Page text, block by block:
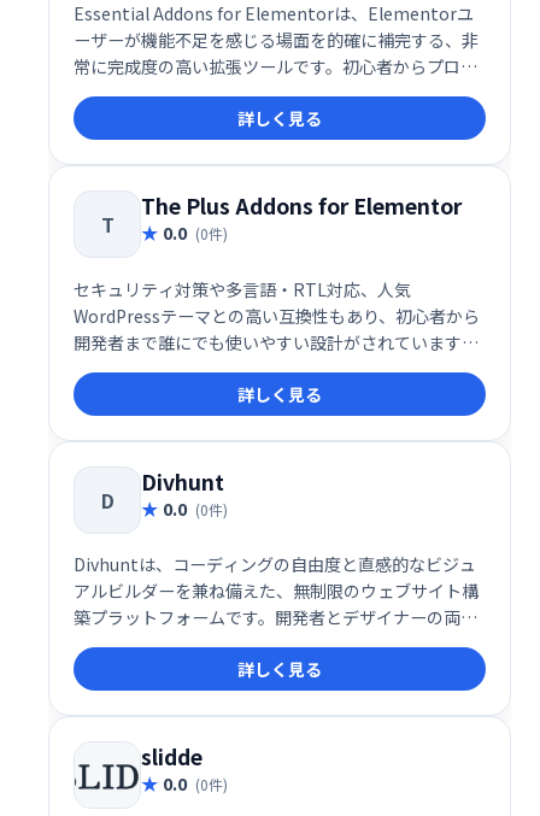
Essential Addons for Elementorは、Elementorユ
ーザーが機能不足を感じる場面を的確に補完する、非
常に完成度の高い拡張ツールです。初心者からプロフ
ェッショナルまで、Elementorをよりパワフルかつ効
率的に活用したいユーザーにとって、導入すべき価値
のあるアドオンといえるでしょう。
詳しく見る
T
The Plus Addons for Elementor
0.0 (0件)
セキュリティ対策や多言語・RTL対応、人気
WordPressテーマとの高い互換性もあり、初心者から
開発者まで誰にでも使いやすい設計がされています。
Elementorの可能性を最大限に引き出しつつ、快適な
ユーザー体験と高品質なWebサイト構築を支援する、
信頼性の高い拡張アドオンです。
詳しく見る
D
Divhunt
0.0 (0件)
Divhuntは、コーディングの自由度と直感的なビジュ
アルビルダーを兼ね備えた、無制限のウェブサイト構
築プラットフォームです。開発者とデザイナーの両方
に対応し、コード不要のドラッグ＆ドロップ操作と、
カスタムコードの統合を柔軟に組み合わせることがで
きます。SEO最適化、CMS、REST API、プラグイン、
ローカライゼーション、カスタムファイル管理など、
包括的な機能を備えており、個人ユーザーからエンタ
ープライズまで対応可能な多機能なサイト構築環境を
提供します。
詳しく見る
slidde
0.0 (0件)